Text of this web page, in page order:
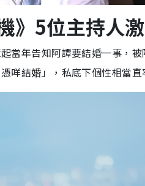
》5位主持人
當年告知阿譚要結婚一事，
咩結婚」，私底下個性相當直